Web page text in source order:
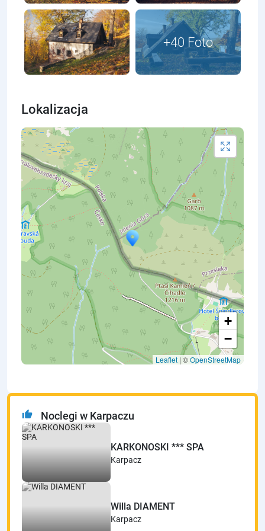
Lokalizacja
+
−
Leaflet | ©OpenStreetMap
thumb_up Noclegi w Karpaczu
KARKONOSKI *** SPA
Karpacz
Willa DIAMENT
Karpacz